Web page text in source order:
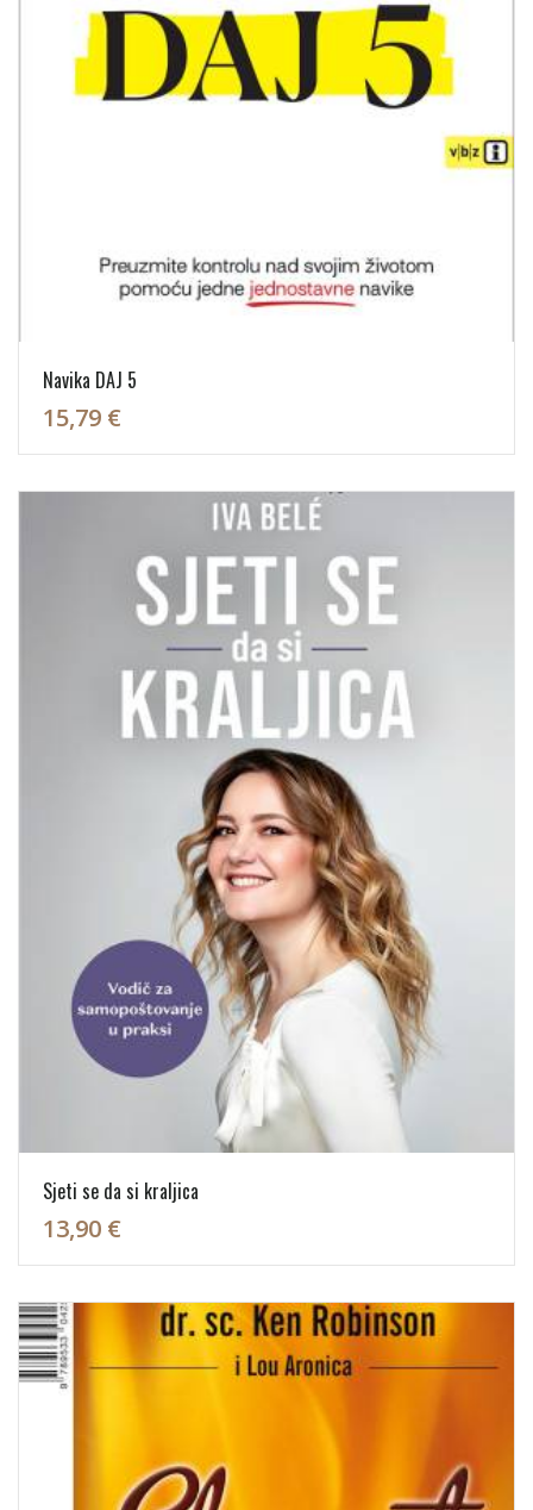
Navika DAJ 5
15,79 €
Sjeti se da si kraljica
13,90 €